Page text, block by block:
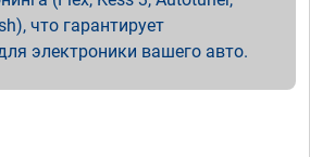
что гарантирует
электроники вашего авто.